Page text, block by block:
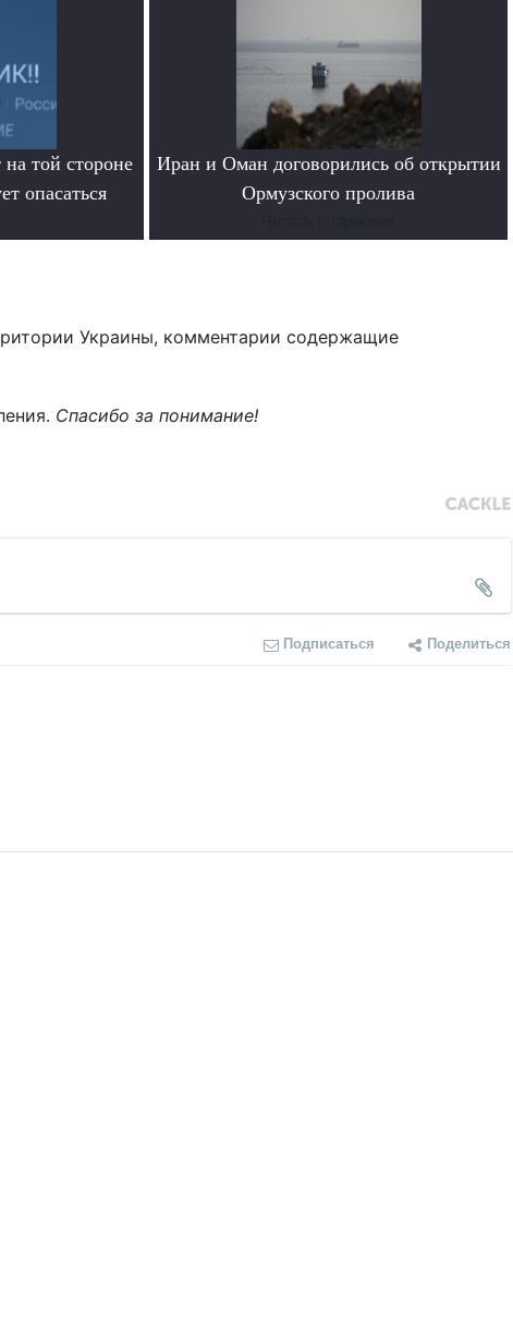
той стороне
опасаться
Иран и Оман договорились об открытии
Ормузского пролива
Украины, комментарии содержащие
Спасибо за понимание!
Подписаться Поделиться